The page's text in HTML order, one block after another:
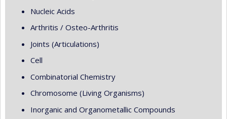
Nucleic Acids
Arthritis / Osteo-Arthritis
Joints (Articulations)
Cell
Combinatorial Chemistry
Chromosome (Living Organisms)
Inorganic and Organometallic Compounds